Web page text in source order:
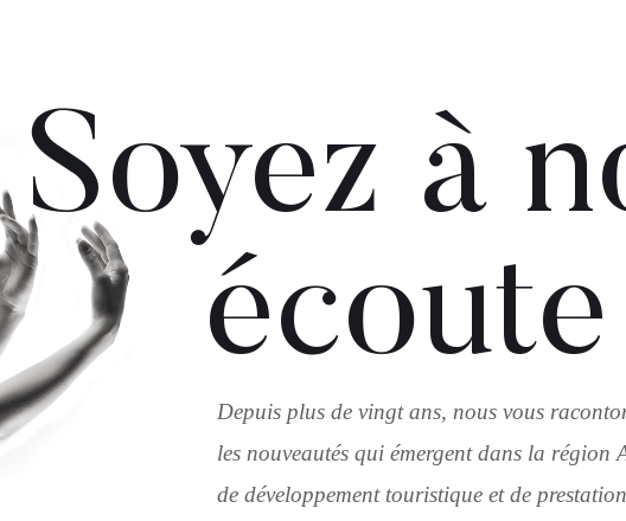
Soyez à
écoute
Depuis plus de vingt ans, nous vous
les nouveautés qui émergent dans la région
de développement touristique et de